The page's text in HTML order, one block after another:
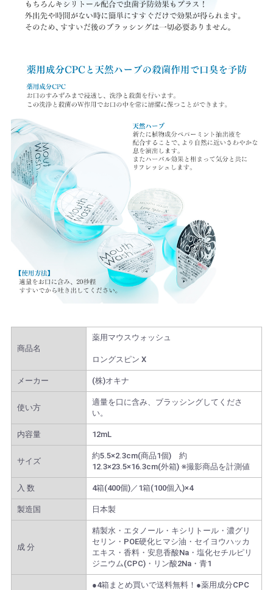
商品名
薬用マウスウォッシュ
ロングスピン X
メーカー (株)オキナ
使い方
適量を口に含み、ブラッシングしてくださ
い。
内容量 12mL
サイズ
約5.5×2.3cm(商品1個) 約
12.3×23.5×16.3cm(外箱) ※撮影商品を計測値
入 数 4箱(400個)／1箱(100個入)×4
製造国 日本製
成 分
精製水・エタノール・キシリトール・濃グリ
セリン・POE硬化ヒマシ油・セイヨウハッカ
エキス・香料・安息香酸Na・塩化セチルピリ
ジニウム(CPC)・リン酸2Na・青1
●4箱まとめ買いで送料無料！●薬用成分CPC